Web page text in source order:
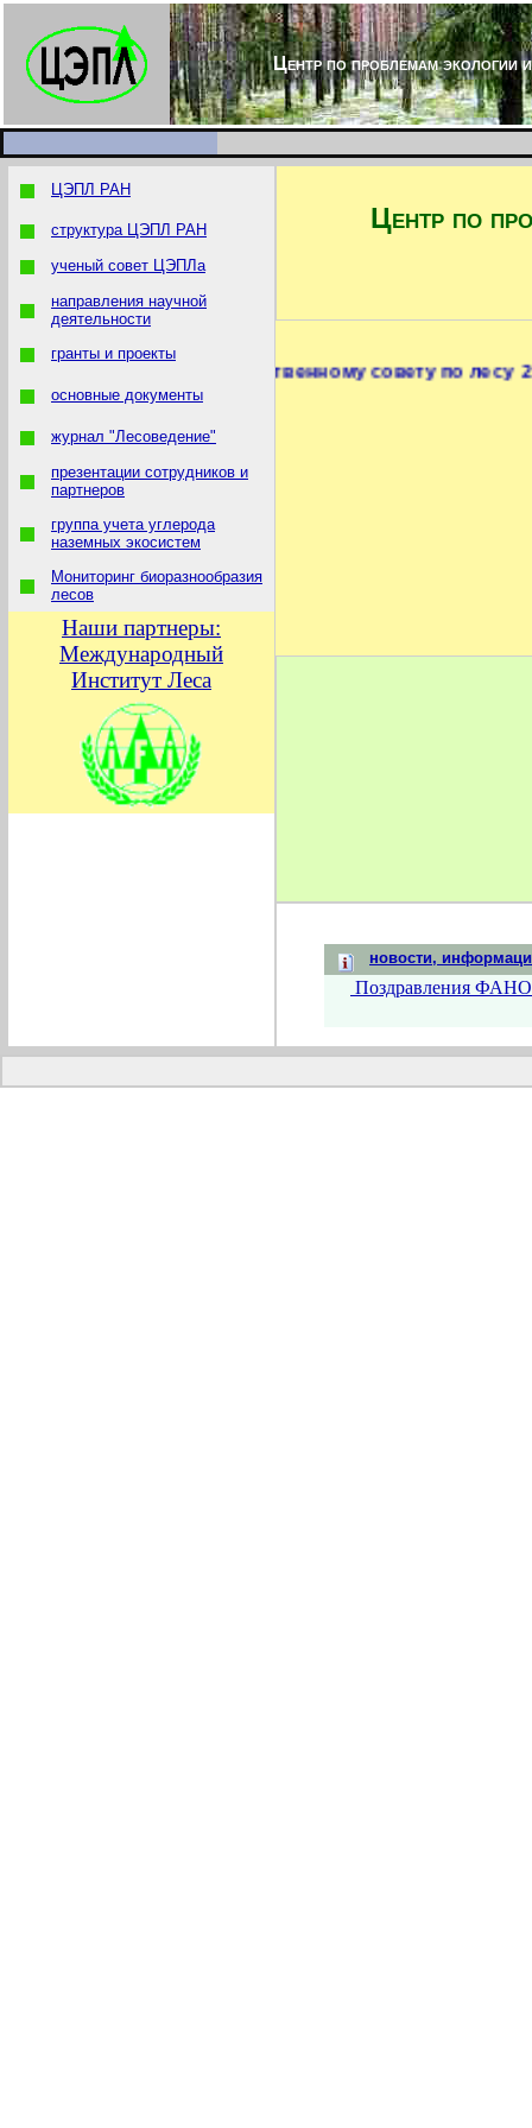
Центр по проблемам экологии
ЦЭПЛ РАН
структура ЦЭПЛ РАН
ученый совет ЦЭПЛа
направления научной
деятельности
гранты и проекты
основные документы
журнал "Лесоведение"
презентации сотрудников и
партнеров
группа учета углерода
наземных экосистем
Мониторинг биоразнообразия
лесов
Наши партнеры:
Международный
Институт Леса
Центр по
Готовимся к Государственному совету по
новости,
Поздравления ФАНО